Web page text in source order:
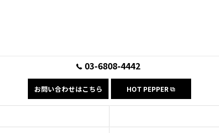
03-6808-4442
お問い合わせはこちら HOT PEPPER